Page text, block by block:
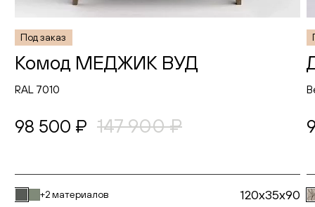
Комод МЕДЖИК ВУД
Под заказ
RAL 7010
98 500 ₽ 147 900 ₽
+2 материалов
120x35x90